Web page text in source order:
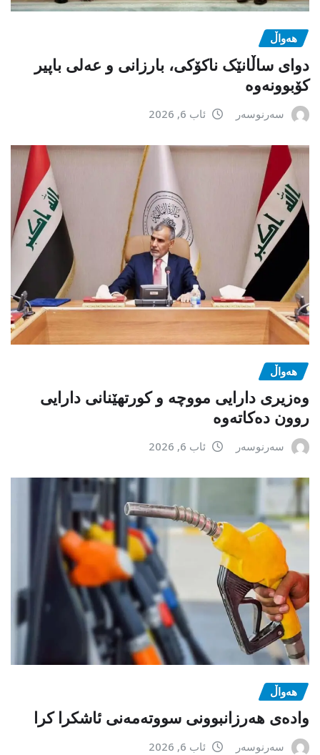
هەواڵ
دوای ساڵانێک ناکۆکی، بارزانی و عەلی باپیر
کۆبوونەوە
سەرنوسەر ئاب 6, 2026
هەواڵ
وەزیری دارایی مووچە و کورتهێنانی دارایی
روون دەکاتەوە
سەرنوسەر ئاب 6, 2026
هەواڵ
وادەی هەرزانبوونی سووتەمەنی ئاشکرا کرا
سەرنوسەر ئاب 6, 2026